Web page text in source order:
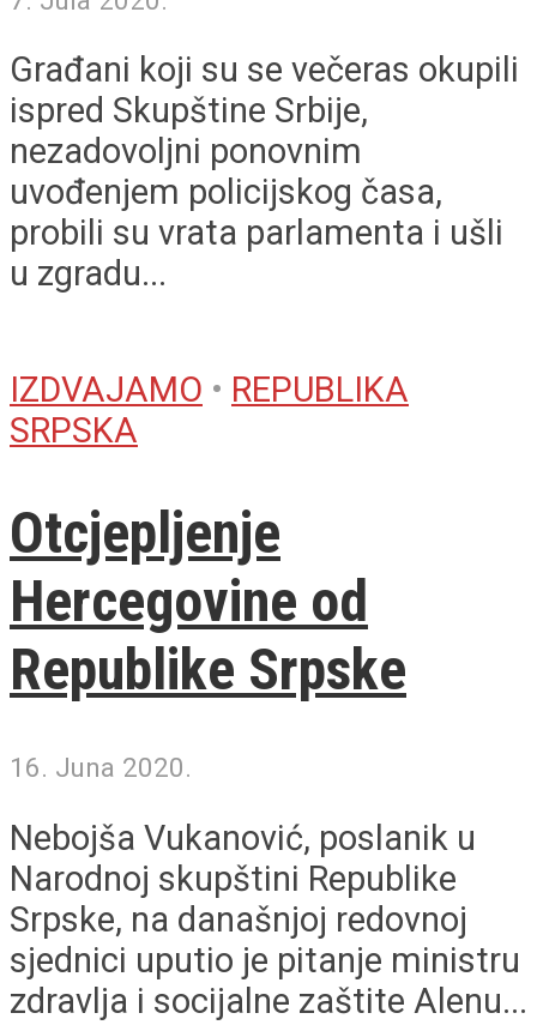
Građani koji su se večeras okupili
ispred Skupštine Srbije,
nezadovoljni ponovnim
uvođenjem policijskog časa,
probili su vrata parlamenta i ušli
u zgradu...
IZDVAJAMO • REPUBLIKA
SRPSKA
Otcjepljenje
Hercegovine od
Republike Srpske
16. Juna 2020.
Nebojša Vukanović, poslanik u
Narodnoj skupštini Republike
Srpske, na današnjoj redovnoj
sjednici uputio je pitanje ministru
zdravlja i socijalne zaštite Alenu...